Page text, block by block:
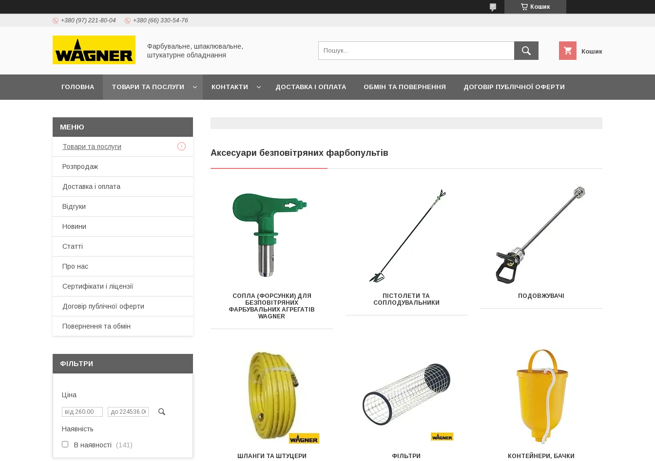
Кошик
+380 (97) 221-80-04 +380 (66) 330-54-76
Фарбувальне, шпаклювальне,
штукатурне обладнання
Кошик
ГОЛОВНА ТОВАРИ ТА ПОСЛУГИ КОНТАКТИ ДОСТАВКА І ОПЛАТА ОБМІН ТА ПОВЕРНЕННЯ ДОГОВІР ПУБЛІЧНОЇ ОФЕРТИ
Аксесуари безповітряних фарбопультів
СОПЛА (ФОРСУНКИ) ДЛЯ
БЕЗПОВІТРЯНИХ
ФАРБУВАЛЬНИХ АГРЕГАТІВ
WAGNER
ПІСТОЛЕТИ ТА
СОПЛОДУВАЛЬНИКИ
ПОДОВЖУВАЧІ
ШЛАНГИ ТА ШТУЦЕРИ ФІЛЬТРИ КОНТЕЙНЕРИ, БАЧКИ
Товари та послуги
Розпродаж
Доставка і оплата
Відгуки
Новини
Статті
Про нас
Сертифікати і ліцензії
Договір публічної оферти
Повернення та обмін
ФІЛЬТРИ
Ціна
Наявність
В наявності 141